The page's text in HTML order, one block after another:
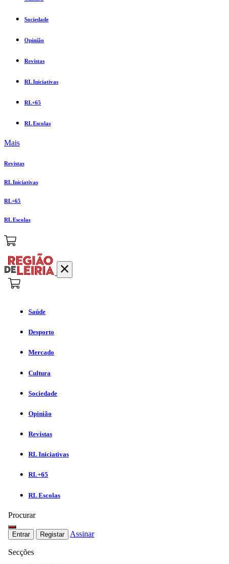
Sociedade
Opinião
Revistas
RL Iniciativas
RL+65
RL Escolas
Mais
Revistas
RL Iniciativas
RL+65
RL Escolas
Saúde
Desporto
Mercado
Cultura
Sociedade
Opinião
Revistas
RL Iniciativas
RL+65
RL Escolas
Procurar
Entrar Registar Assinar
Secções